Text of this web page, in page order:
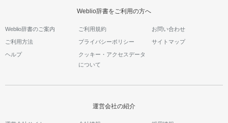
Weblio辞書をご利用の方へ
Weblio辞書のご案内 ご利用規約 お問い合わせ
ご利用方法 プライバシーポリシー サイトマップ
ヘルプ
クッキー・アクセスデータ
について
運営会社の紹介